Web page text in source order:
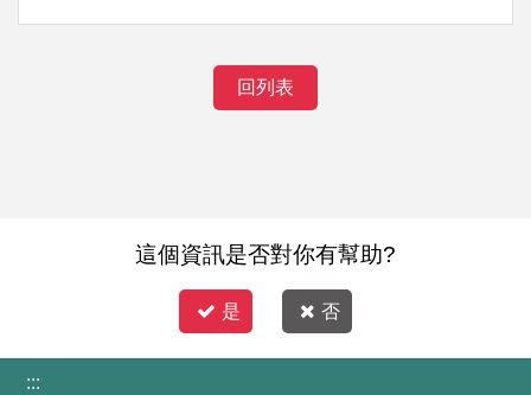
回列表
這個資訊是否對你有幫助?
是 否
:::